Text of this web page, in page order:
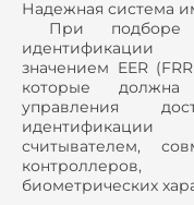
Надежная система
При подборе
идентификации
значением EER
которые
управления
идентификации
считывателем,
контроллеров,
биометрических